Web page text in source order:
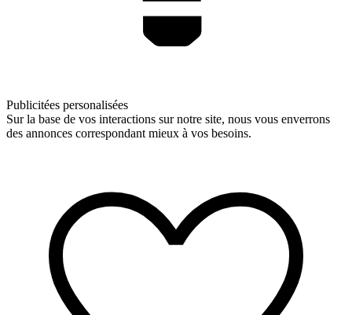
Publicitées personalisées
Sur la base de vos interactions sur notre site, nous vous enverrons
des annonces correspondant mieux à vos besoins.